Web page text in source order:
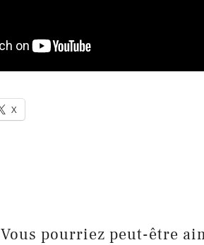
X
Vous pourriez peut-être